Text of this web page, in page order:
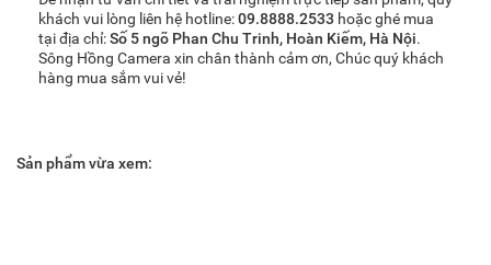
khách vui lòng liên hệ hotline:09.8888.2533 hoặc ghé mua
tại địa chỉ:Số 5 ngõ Phan Chu Trinh, Hoàn Kiếm, Hà Nội.
Sông Hồng Camera xin chân thành cảm ơn, Chúc quý khách
hàng mua sắm vui vẻ!
Sản phẩm vừa xem: